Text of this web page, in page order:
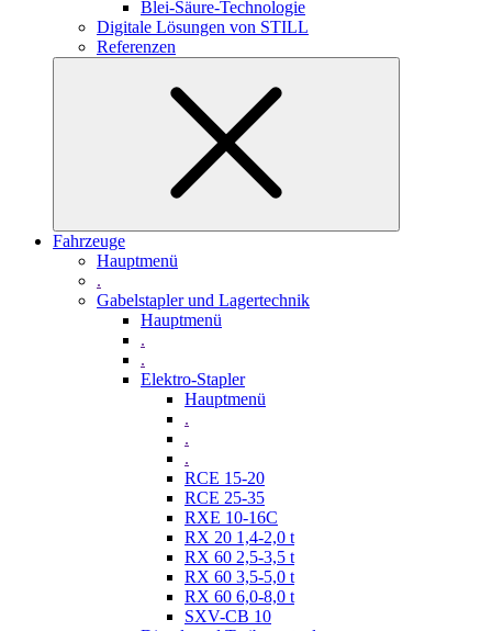
Blei-Säure-Technologie
Digitale Lösungen von STILL
Referenzen
Fahrzeuge
Hauptmenü
.
Gabelstapler und Lagertechnik
Hauptmenü
.
.
Elektro-Stapler
Hauptmenü
.
.
.
RCE 15-20
RCE 25-35
RXE 10-16C
RX 20 1,4-2,0 t
RX 60 2,5-3,5 t
RX 60 3,5-5,0 t
RX 60 6,0-8,0 t
SXV-CB 10